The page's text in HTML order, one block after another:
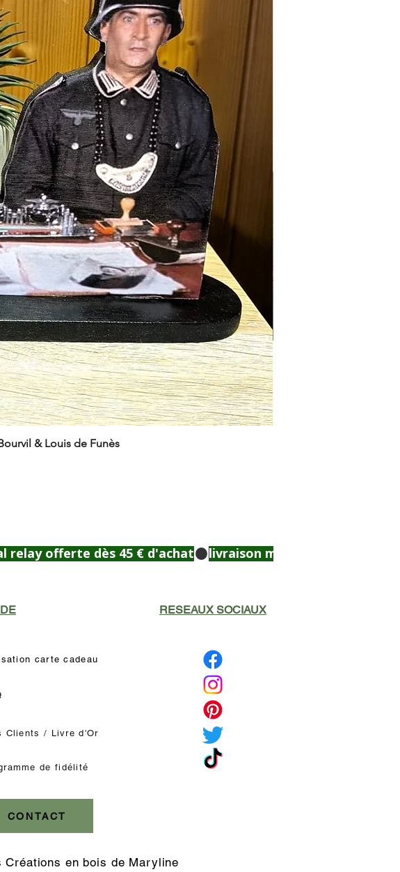
& Louis de Funès
carte cadeau
Clients / Livre d'Or
de fidélité
CONTACT
RESEAUX SOCIAUX
Créations en bois de Maryline